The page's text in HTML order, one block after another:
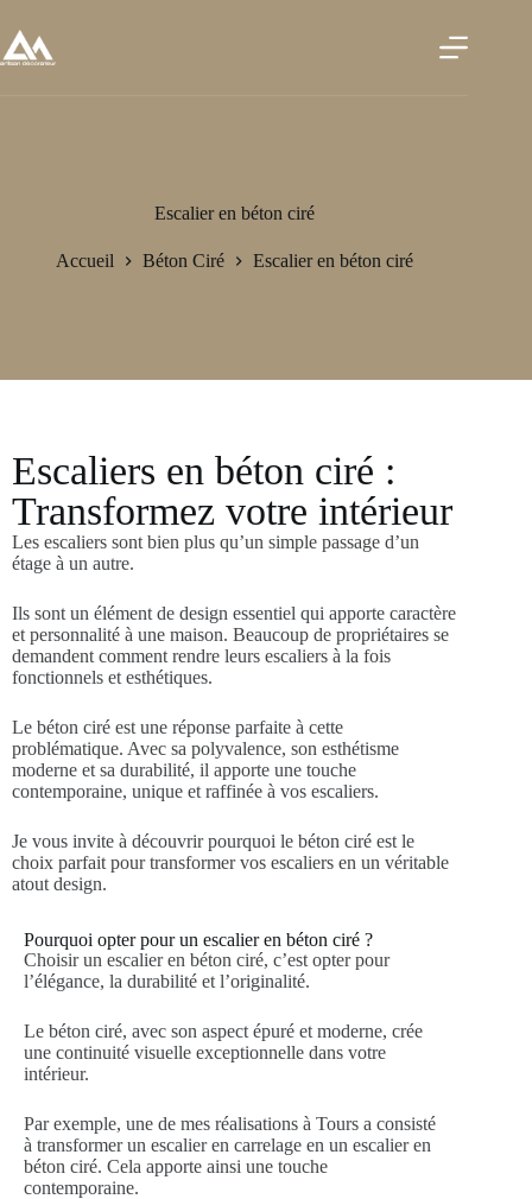
Escalier en béton ciré
Accueil Béton Ciré Escalier en béton ciré
Escaliers en béton ciré :
Transformez votre intérieur
Les escaliers sont bien plus qu’un simple passage d’un
étage à un autre.
Ils sont un élément de design essentiel qui apporte caractère
et personnalité à une maison. Beaucoup de propriétaires se
demandent comment rendre leurs escaliers à la fois
fonctionnels et esthétiques.
Le béton ciré est une réponse parfaite à cette
problématique. Avec sa polyvalence, son esthétisme
moderne et sa durabilité, il apporte une touche
contemporaine, unique et raffinée à vos escaliers.
Je vous invite à découvrir pourquoi le béton ciré est le
choix parfait pour transformer vos escaliers en un véritable
atout design.
Pourquoi opter pour un escalier en béton ciré ?
Choisir un escalier en béton ciré, c’est opter pour
l’élégance, la durabilité et l’originalité.
Le béton ciré, avec son aspect épuré et moderne, crée
une continuité visuelle exceptionnelle dans votre
intérieur.
Par exemple, une de mes réalisations à Tours a consisté
à transformer un escalier en carrelage en un escalier en
béton ciré. Cela apporte ainsi une touche
contemporaine.